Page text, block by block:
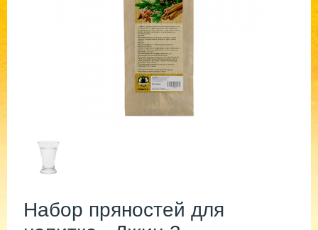
Набор пряностей для